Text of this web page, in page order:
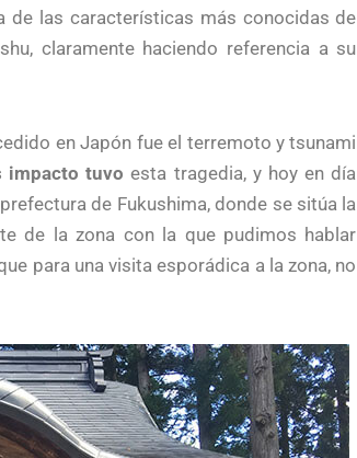
de las características más conocidas de
claramente haciendo referencia a su
en Japón fue el terremoto y tsunami
impacto tuvo esta tragedia, y hoy en día
de Fukushima, donde se sitúa la
de la zona con la que pudimos hablar
para una visita esporádica a la zona, no